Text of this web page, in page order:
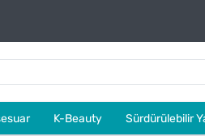
K-Beauty Sürdürülebilir